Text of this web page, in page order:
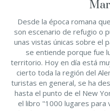
Desde la época romana
son escenario de refugio o
unas vistas únicas sobre el
se entiende porque fue
territorio. Hoy en día está
cierto toda la región del
turistas en general, se ha
hasta el punto de el New
el libro "1000 lugares